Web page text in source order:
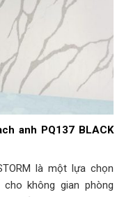
anh PQ137 BLACK
là một lựa chọn
không gian phòng